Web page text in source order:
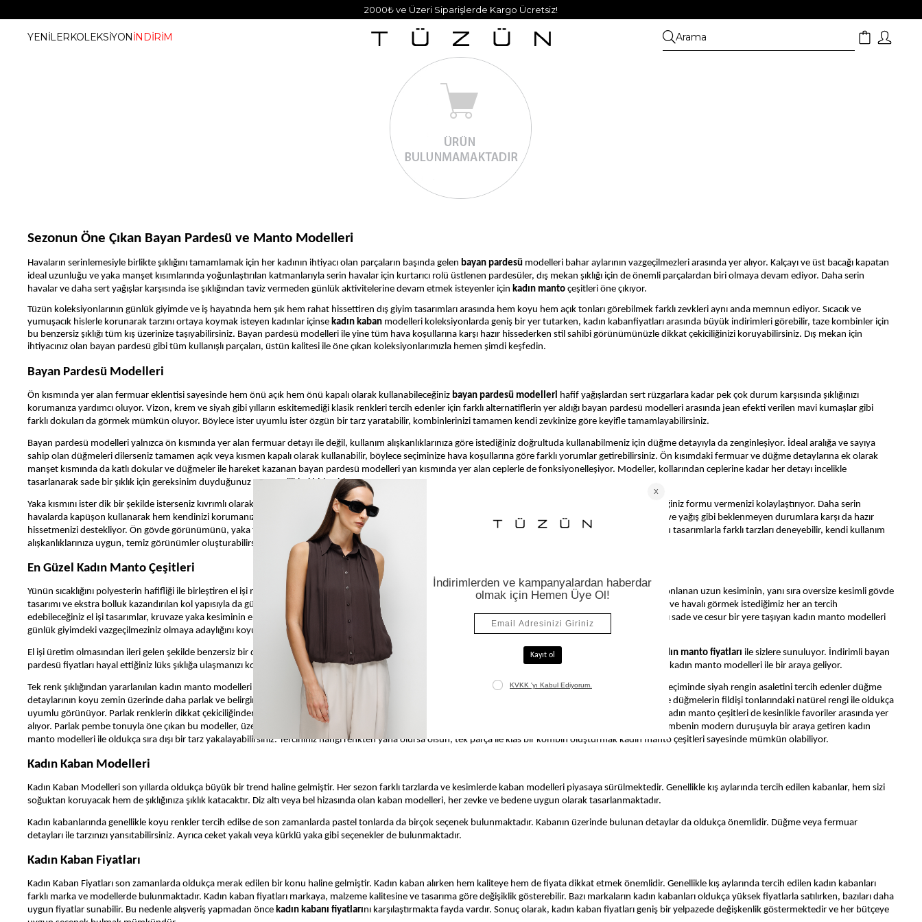
2000₺ ve Üzeri Siparişlerde Kargo Ücretsiz!
YENİLERKOLEKSİYONİNDİRİM
Sezonun Öne Çıkan Bayan Pardesü ve Manto Modelleri
Havaların serinlemesiyle birlikte şıklığını tamamlamak için her kadının ihtiyacı olan parçaların başında gelen bayan pardesü modelleri bahar aylarının vazgeçilmezleri arasında yer alıyor. Kalçayı ve üst bacağı kapatan
ideal uzunluğu ve yaka manşet kısımlarında yoğunlaştırılan katmanlarıyla serin havalar için kurtarıcı rolü üstlenen pardesüler, dış mekan şıklığı için de önemli parçalardan biri olmaya devam ediyor. Daha serin
havalar ve daha sert yağışlar karşısında ise şıklığından taviz vermeden günlük aktivitelerine devam etmek isteyenler için kadın manto çeşitleri öne çıkıyor.
Tüzün koleksiyonlarının günlük giyimde ve iş hayatında hem şık hem rahat hissettiren dış giyim tasarımları arasında hem koyu hem açık tonları görebilmek farklı zevkleri aynı anda memnun ediyor. Sıcacık ve
yumuşacık hislerle korunarak tarzını ortaya koymak isteyen kadınlar içinse kadın kaban modelleri koleksiyonlarda geniş bir yer tutarken, kadın kabanfiyatları arasında büyük indirimleri görebilir, taze kombinler için
bu benzersiz şıklığı tüm kış üzerinize taşıyabilirsiniz. Bayan pardesü modelleri ile yine tüm hava koşullarına karşı hazır hissederken stil sahibi görünümünüzle dikkat çekiciliğinizi koruyabilirsiniz. Dış mekan için
ihtiyacınız olan bayan pardesü gibi tüm kullanışlı parçaları, üstün kalitesi ile öne çıkan koleksiyonlarımızla hemen şimdi keşfedin.
Bayan Pardesü Modelleri
Ön kısmında yer alan fermuar eklentisi sayesinde hem önü açık hem önü kapalı olarak kullanabileceğiniz bayan pardesü modelleri hafif yağışlardan sert rüzgarlara kadar pek çok durum karşısında şıklığınızı
korumanıza yardımcı oluyor. Vizon, krem ve siyah gibi yılların eskitemediği klasik renkleri tercih edenler için farklı alternatiflerin yer aldığı bayan pardesü modelleri arasında jean efekti verilen mavi kumaşlar gibi
farklı dokuları da görmek mümkün oluyor. Böylece ister uyumlu ister özgün bir tarz yaratabilir, kombinlerinizi tamamen kendi zevkinize göre keyifle tamamlayabilirsiniz.
Bayan pardesü modelleri yalnızca ön kısmında yer alan fermuar detayı ile değil, kullanım alışkanlıklarınıza göre istediğiniz doğrultuda kullanabilmeniz için düğme detayıyla da zenginleşiyor. İdeal aralığa ve sayıya
sahip olan düğmeleri dilerseniz tamamen açık veya kısmen kapalı olarak kullanabilir, böylece seçiminize hava koşullarına göre farklı yorumlar getirebilirsiniz. Ön kısımdaki fermuar ve düğme detaylarına ek olarak
manşet kısmında da katlı dokular ve düğmeler ile hareket kazanan bayan pardesü modelleri yan kısmında yer alan ceplerle de fonksiyonelleşiyor. Modeller, kollarından ceplerine kadar her detayı incelikle
tasarlanarak sade bir şıklık için gereksinim duyduğunuz tüm özellikleri birleştiriyor.
Yaka kısmını ister dik bir şekilde isterseniz kıvrımlı olarak kullanabileceğiniz bayan pardesü modelleri kumaşların tok ve sağlam duruşu sayesinde yakaya istediğiniz formu vermenizi kolaylaştırıyor. Daha serin
havalarda kapüşon kullanarak hem kendinizi korumanızı hem de tarzınıza dikkat çekici bir tarz kazanmanızı sağlayan bayan pardesü modelleri böylece rüzgâr ve yağış gibi beklenmeyen durumlara karşı da hazır
hissetmenizi destekliyor. Ön gövde görünümünü, yaka formunu veya kapüşon kullanımını değiştirerek günlük kombinlerinize uyumlu hale getirebileceğiniz bu tasarımlarla farklı tarzları deneyebilir, kendi kullanım
alışkanlıklarınıza uygun, temiz görünümler oluşturabilirsiniz.
En Güzel Kadın Manto Çeşitleri
Yünün sıcaklığını polyesterin hafifliği ile birleştiren el işi mantolar ile tüm kışı iddialı bir tarz gibi sıcacık hislerle geçirmenin keyfini çıkarabilirsiniz. Diz hizasında sonlanan uzun kesiminin, yanı sıra oversize kesimli gövde
tasarımı ve ekstra bolluk kazandırılan kol yapısıyla da gün boyu rahat etmenizi sağlayan el işi kadın manto modelleri modern bir görünümü garantiliyor. İddialı ve havalı görmek istediğimiz her an tercih
edebileceğiniz el işi tasarımlar, kruvaze yaka kesiminin en şık versiyonlarından birini sunuyor. Sadece iki düğmeye sahip kruvaze yaka tasarımı ile modern şıklığı sade ve cesur bir yere taşıyan kadın manto modelleri
günlük giyimdeki vazgeçilmeziniz olmaya adaylığını koyuyor.
El işi üretim olmasından ileri gelen şekilde benzersiz bir dayanıklılık ve yumuşaklık sunan kruvaze yakalı tasarımlar, kalitesi doğrultusunda oldukça avantajlı kadın manto fiyatları ile sizlere sunuluyor. İndirimli bayan
pardesü fiyatları hayal ettiğiniz lüks şıklığa ulaşmanızı kolaylaştırırken, zengin bir görünüm için ihtiyacınız olan tüm detaylar sadeliyle iddiasını ortaya koyan bu kadın manto modelleri ile bir araya geliyor.
Tek renk şıklığından yararlanılan kadın manto modelleri krem, taba ve siyah işlevselliği ile bilinen klasik renklerden ilham alınarak dizayn ediliyor. Kadın kaban seçiminde siyah rengin asaletini tercih edenler düğme
detaylarının koyu zemin üzerinde daha parlak ve belirgin aksesuara dönüştüğünü görebiliyor. Krem ve taba renklerindeki minimalist kadın manto modelleri ise düğmelerin fildişi tonlarındaki natürel rengi ile oldukça
uyumlu görünüyor. Parlak renklerin dikkat çekiciliğinden faydalanarak pembe rengin enerjisini kış aylarında da kullanmak isteyenlerin tercih edebileceği el işi kadın manto çeşitleri de kesinlikle favoriler arasında yer
alıyor. Parlak pembe tonuyla öne çıkan bu modeller, üzerinde yer alan koyu renkli düğmelerle zıt bir uyum yakalıyor. Kruvaze yakanın nostaljik tarzını neon pembenin modern duruşuyla bir araya getiren kadın
manto modelleri ile oldukça sıra dışı bir tarz yakalayabilirsiniz. Tercihiniz hangi renkten yana olursa olsun, tek parça ile klas bir kombin oluşturmak kadın manto çeşitleri sayesinde mümkün olabiliyor.
Kadın Kaban Modelleri
Kadın Kaban Modelleri son yıllarda oldukça büyük bir trend haline gelmiştir. Her sezon farklı tarzlarda ve kesimlerde kaban modelleri piyasaya sürülmektedir. Genellikle kış aylarında tercih edilen kabanlar, hem sizi
soğuktan koruyacak hem de şıklığınıza şıklık katacaktır. Diz altı veya bel hizasında olan kaban modelleri, her zevke ve bedene uygun olarak tasarlanmaktadır.
Kadın kabanlarında genellikle koyu renkler tercih edilse de son zamanlarda pastel tonlarda da birçok seçenek bulunmaktadır. Kabanın üzerinde bulunan detaylar da oldukça önemlidir. Düğme veya fermuar
detayları ile tarzınızı yansıtabilirsiniz. Ayrıca ceket yakalı veya kürklü yaka gibi seçenekler de bulunmaktadır.
Kadın Kaban Fiyatları
Kadın Kaban Fiyatları son zamanlarda oldukça merak edilen bir konu haline gelmiştir. Kadın kaban alırken hem kaliteye hem de fiyata dikkat etmek önemlidir. Genellikle kış aylarında tercih edilen kadın kabanları
farklı marka ve modellerde bulunmaktadır. Kadın kaban fiyatları markaya, malzeme kalitesine ve tasarıma göre değişiklik gösterebilir. Bazı markaların kadın kabanları oldukça yüksek fiyatlarla satılırken, bazıları daha
uygun fiyatlar sunabilir. Bu nedenle alışveriş yapmadan önce kadın kabanı fiyatlarını karşılaştırmakta fayda vardır. Sonuç olarak, kadın kaban fiyatları geniş bir yelpazede değişkenlik göstermektedir ve her bütçeye